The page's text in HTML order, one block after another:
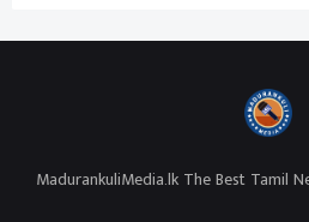
MadurankuliMedia.lk The Best Tamil